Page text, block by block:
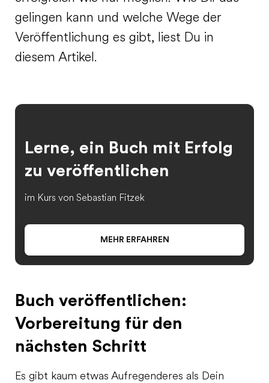
gelingen kann und welche Wege der
Veröffentlichung es gibt, liest Du in
diesem Artikel.
Lerne, ein Buch mit Erfolg
zu veröffentlichen
im Kurs von Sebastian Fitzek
MEHR ERFAHREN
Buch veröffentlichen:
Vorbereitung für den
nächsten Schritt
Es gibt kaum etwas Aufregenderes als Dein